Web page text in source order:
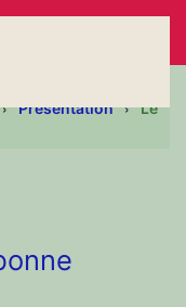
Présentation
Le